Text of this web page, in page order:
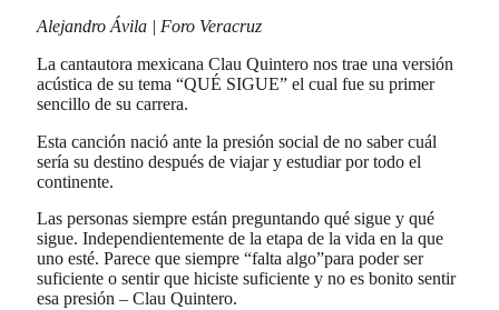
Alejandro Ávila | Foro Veracruz
La cantautora mexicana Clau Quintero nos trae una versión
acústica de su tema “QUÉ SIGUE” el cual fue su primer
sencillo de su carrera.
Esta canción nació ante la presión social de no saber cuál
sería su destino después de viajar y estudiar por todo el
continente.
Las personas siempre están preguntando qué sigue y qué
sigue. Independientemente de la etapa de la vida en la que
uno esté. Parece que siempre “falta algo”para poder ser
suficiente o sentir que hiciste suficiente y no es bonito sentir
esa presión – Clau Quintero.